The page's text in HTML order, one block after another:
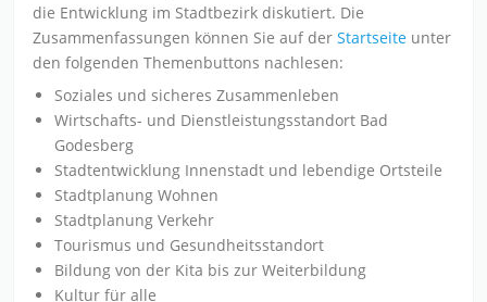
die Entwicklung im Stadtbezirk diskutiert. Die
Zusammenfassungen können Sie auf derStartseite unter
den folgenden Themenbuttons nachlesen:
Soziales und sicheres Zusammenleben
Wirtschafts- und Dienstleistungsstandort Bad
Godesberg
Stadtentwicklung Innenstadt und lebendige Ortsteile
Stadtplanung Wohnen
Stadtplanung Verkehr
Tourismus und Gesundheitsstandort
Bildung von der Kita bis zur Weiterbildung
Kultur für alle